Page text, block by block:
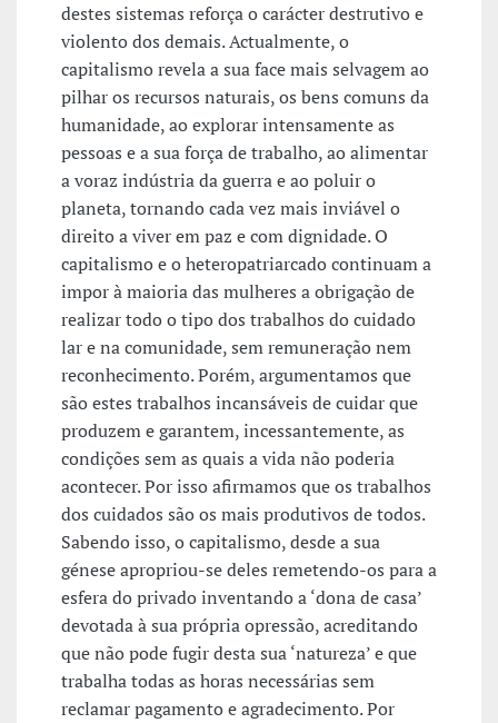
destes sistemas reforça o carácter destrutivo e
violento dos demais. Actualmente, o
capitalismo revela a sua face mais selvagem ao
pilhar os recursos naturais, os bens comuns da
humanidade, ao explorar intensamente as
pessoas e a sua força de trabalho, ao alimentar
a voraz indústria da guerra e ao poluir o
planeta, tornando cada vez mais inviável o
direito a viver em paz e com dignidade. O
capitalismo e o heteropatriarcado continuam a
impor à maioria das mulheres a obrigação de
realizar todo o tipo dos trabalhos do cuidado
lar e na comunidade, sem remuneração nem
reconhecimento. Porém, argumentamos que
são estes trabalhos incansáveis de cuidar que
produzem e garantem, incessantemente, as
condições sem as quais a vida não poderia
acontecer. Por isso afirmamos que os trabalhos
dos cuidados são os mais produtivos de todos.
Sabendo isso, o capitalismo, desde a sua
génese apropriou-se deles remetendo-os para a
esfera do privado inventando a ‘dona de casa’
devotada à sua própria opressão, acreditando
que não pode fugir desta sua ‘natureza’ e que
trabalha todas as horas necessárias sem
reclamar pagamento e agradecimento. Por